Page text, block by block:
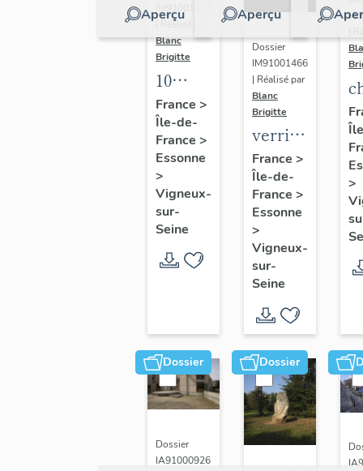
Aperçu
| Réalisé par
Blanc
Brigitte
10
verrières
figurées
: Vie
du
Christ,
Vie de
la
Vierge
France >
Île-de-
France >
Essonne
>
Vigneux-
sur-
Seine
Aperçu
Dossier
IM91001466
| Réalisé par
Blanc
Brigitte
verrière
axiale :
Saint
Pierre
France >
Île-de-
France >
Essonne
>
Vigneux-
sur-
Seine
>
Dossier
Dossier
IA91000926
Dossier